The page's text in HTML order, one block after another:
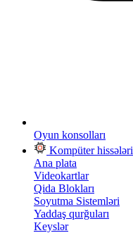
Oyun konsolları
Kompüter hissələri
Ana plata
Videokartlar
Qida Blokları
Soyutma Sistemləri
Yaddaş qurğuları
Keyslər